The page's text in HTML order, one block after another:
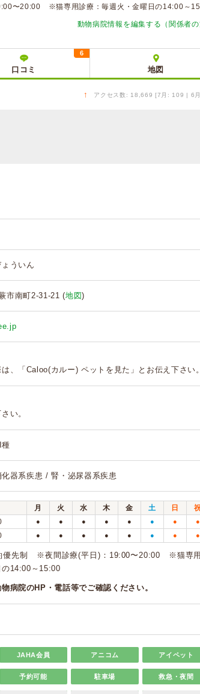
〜20:00 ※猫専用診療：毎週火・金曜日の14:00～
動物病院情報を編集する（関係者の
口コミ
6
地図
↑ アクセス数: 18,669 [7月: 109 | 6
ういん
市南町2-31-21 (地図)
、「Caloo(カルー) ペットを見た」とお伝え下さい。
い。
器系疾患 / 腎・泌尿器系疾患
月 火 水 木 金 土 日
● ● ● ● ● ● ● ●
● ● ● ● ● ● ● ●
先制 ※夜間診療(平日)：19:00〜20:00 ※猫専
14:00～15:00
病院のHP・電話等でご確認ください。
JAHA会員 アニコム アイペット
予約可能 駐車場 救急・夜間